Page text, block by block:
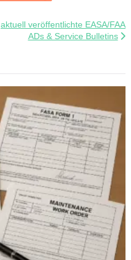
aktuell veröffentlichte EASA/FAA
ADs & Service Bulletins